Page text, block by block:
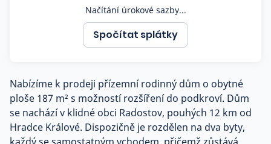
Načítání úrokové sazby...
Spočítat splátky
Nabízíme k prodeji přízemní rodinný dům o obytné
ploše 187 m² s možností rozšíření do podkroví. Dům
se nachází v klidné obci Radostov, pouhých 12 km od
Hradce Králové. Dispozičně je rozdělen na dva byty,
každý se samostatným vchodem, přičemž zůstává